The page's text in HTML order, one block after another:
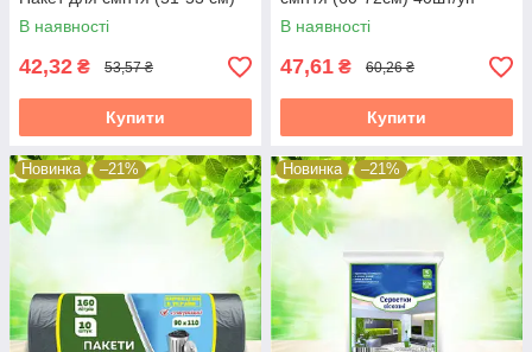
13 г
В наявності
42,32 ₴ 53,57 ₴
Купити
УБ17-25-2
В наявності
47,61 ₴ 60,26 ₴
Купити
Новинка –21% Новинка –21%